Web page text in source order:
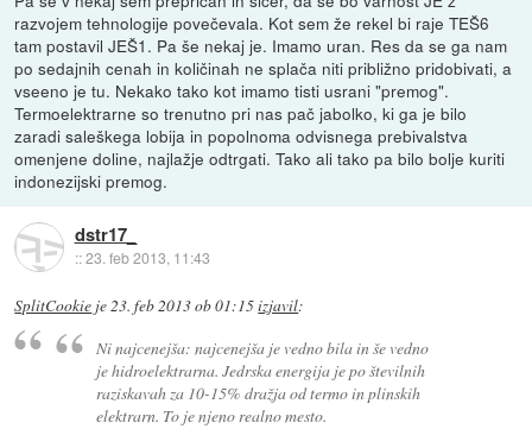
razvojem tehnologije povečevala. Kot sem že rekel bi raje TEŠ6
tam postavil JEŠ1. Pa še nekaj je. Imamo uran. Res da se ga nam
po sedajnih cenah in količinah ne splača niti približno pridobivati, a
vseeno je tu. Nekako tako kot imamo tisti usrani "premog".
Termoelektrarne so trenutno pri nas pač jabolko, ki ga je bilo
zaradi saleškega lobija in popolnoma odvisnega prebivalstva
omenjene doline, najlažje odtrgati. Tako ali tako pa bilo bolje kuriti
indonezijski premog.
dstr17_
::23. feb 2013, 11:43
SplitCookie je23. feb 2013 ob 01:15izjavil:
Ni najcenejša: najcenejša je vedno bila in še vedno
je hidroelektrarna. Jedrska energija je po številnih
raziskavah za 10-15% dražja od termo in plinskih
elektrarn. To je njeno realno mesto.